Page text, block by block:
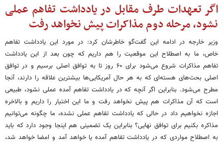
اگر تعهدات طرف مقابل در یادداشت تفاهم عملی
نشود، مرحله دوم مذاکرات پیش نخواهد رفت
وزیر خارجه در ادامه این گفت‌گو خاطرشان کرد: در مورد این یادداشت تفاهم
خاص، ما به اصطلاح این موقعیت را هم داریم که چون بعد از این یادداشت
تفاهم مذاکرات شروع می‌شود برای ۶۰ روز تا به توافق اصلی برسیم و در توافق
اصلی بحث‌های هسته‌ای که به هر حال آمریکایی‌ها بیشترین علاقه را دارند، آنجا
مطرح می‌شود. بنابراین اگر آنچه که در یادداشت تفاهم آمده عملی نشود، طبیعی
است که آن مذاکرات هم پیش نخواهد رفت و ما این اختیار را داریم و بالاخره
اجازه نخواهیم داد در حالی که یادداشت تفاهم عملی نشده، ما چگونه می‌توانیم
مذاکره بکنیم برای توافق نهایی؟ بنابراین یک تضمینی هم اینجا وجود دارد که باید
به اصطلاح مواردی که در یادداشت تفاهم آمده یا خواهد آمد و امضا خواهد شد،